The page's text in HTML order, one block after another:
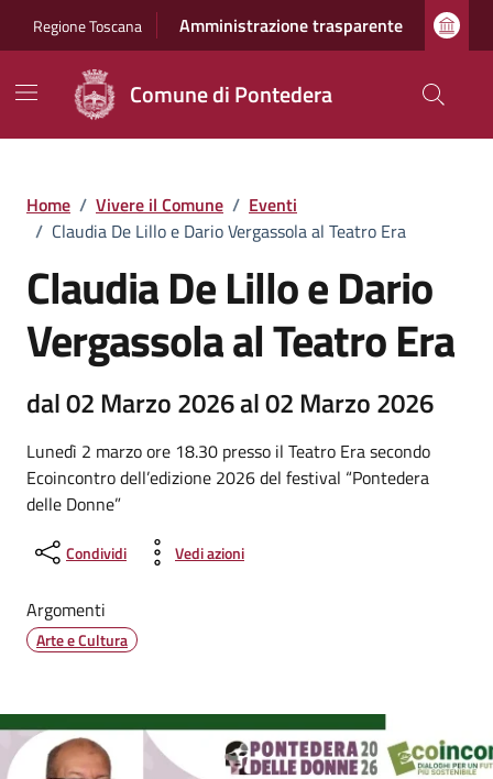
Regione Toscana Amministrazione trasparente
Comune di Pontedera
Home / Vivere il Comune / Eventi
/ Claudia De Lillo e Dario Vergassola al Teatro Era
Claudia De Lillo e Dario
Vergassola al Teatro Era
dal 02 Marzo 2026 al 02 Marzo 2026
Lunedì 2 marzo ore 18.30 presso il Teatro Era secondo
Ecoincontro dell’edizione 2026 del festival “Pontedera
delle Donne”
Condividi Vedi azioni
Argomenti
Arte e Cultura